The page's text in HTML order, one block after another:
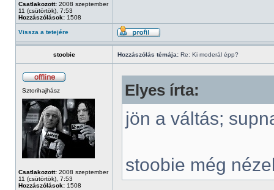
Csatlakozott: 2008 szeptember
11 (csütörtök), 7:53
Hozzászólások: 1508
Vissza a tetejére
stoobie Hozzászólás témája: Re: Ki moderál épp?
Sztorihajhász
Csatlakozott: 2008 szeptember
11 (csütörtök), 7:53
Hozzászólások: 1508
Elyes írta:
jön a váltás;
stoobie még